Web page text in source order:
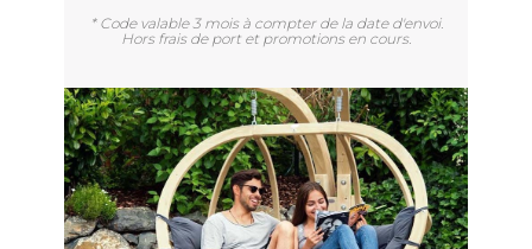
* Code valable 3 mois à compter de la date d'envoi.
Hors frais de port et promotions en cours.